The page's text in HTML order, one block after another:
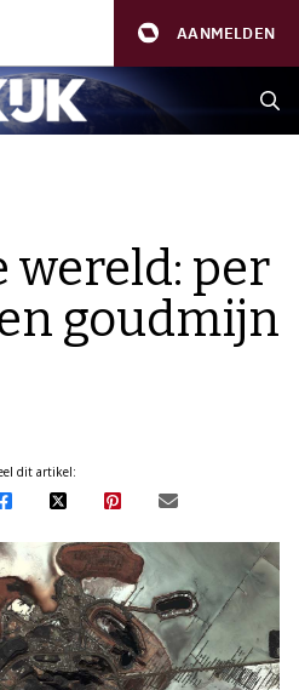
AANMELDEN
wereld: per
goudmijn
dit artikel: